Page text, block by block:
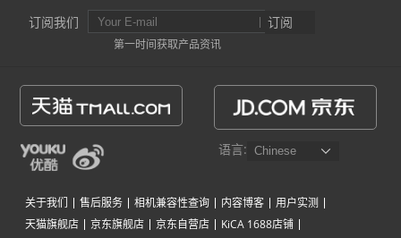
ELLA
Vimble 2
飞宇蝎子
G6 MAX
AK2000S
AK4500
G5
订阅我们 订阅
第一时间获取产品资讯
语言:
关于我们 售后服务 相机兼容性查询 内容博客
用户实测
天猫旗舰店
京东旗舰店 京东自营店 KiCA 1688店铺